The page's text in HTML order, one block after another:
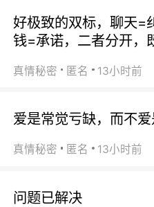
好极致的双标，聊天=
钱=承诺，二者分开，
真情秘密 匿名 13小时前
爱是常觉亏缺，而不
真情秘密 匿名 13小时前
问题已解决